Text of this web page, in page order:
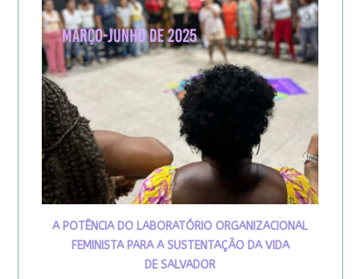
A POTÊNCIA DO LABORATÓRIO ORGANIZACIONAL
FEMINISTA PARA A SUSTENTAÇÃO DA VIDA
DE SALVADOR